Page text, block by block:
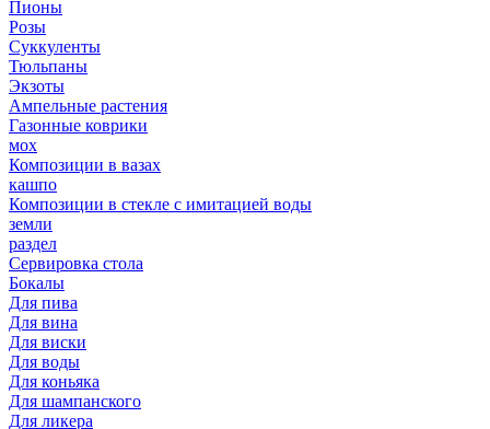
Пионы
Розы
Суккуленты
Тюльпаны
Экзоты
Ампельные растения
Газонные коврики
мох
Композиции в вазах
кашпо
Композиции в стекле с имитацией воды
земли
раздел
Сервировка стола
Бокалы
Для пива
Для вина
Для виски
Для воды
Для коньяка
Для шампанского
Для ликера